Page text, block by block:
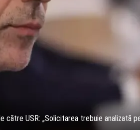
USR: „Solicitarea trebuie analizată